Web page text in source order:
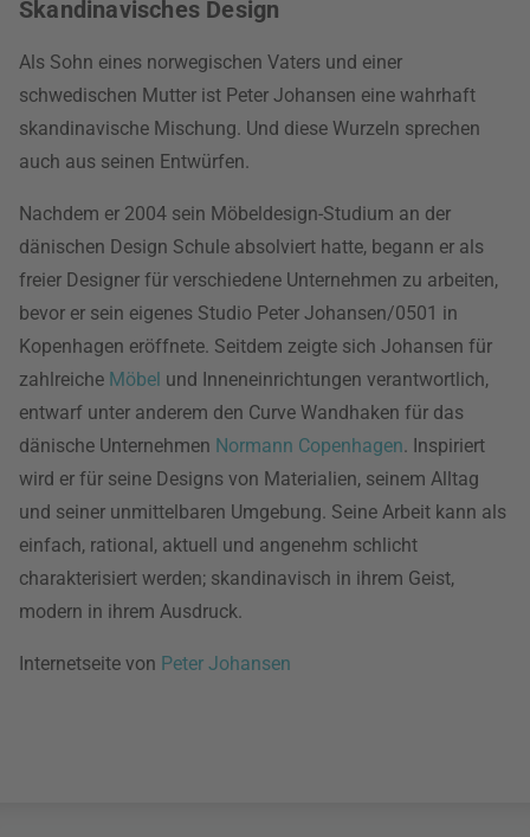
Skandinavisches Design
Als Sohn eines norwegischen Vaters und einer
schwedischen Mutter ist Peter Johansen eine wahrhaft
skandinavische Mischung. Und diese Wurzeln sprechen
auch aus seinen Entwürfen.
Nachdem er 2004 sein Möbeldesign-Studium an der
dänischen Design Schule absolviert hatte, begann er als
freier Designer für verschiedene Unternehmen zu arbeiten,
bevor er sein eigenes Studio Peter Johansen/0501 in
Kopenhagen eröffnete. Seitdem zeigte sich Johansen für
zahlreiche Möbel und Inneneinrichtungen verantwortlich,
entwarf unter anderem den Curve Wandhaken für das
dänische Unternehmen Normann Copenhagen. Inspiriert
wird er für seine Designs von Materialien, seinem Alltag
und seiner unmittelbaren Umgebung. Seine Arbeit kann als
einfach, rational, aktuell und angenehm schlicht
charakterisiert werden; skandinavisch in ihrem Geist,
modern in ihrem Ausdruck.
Internetseite von Peter Johansen